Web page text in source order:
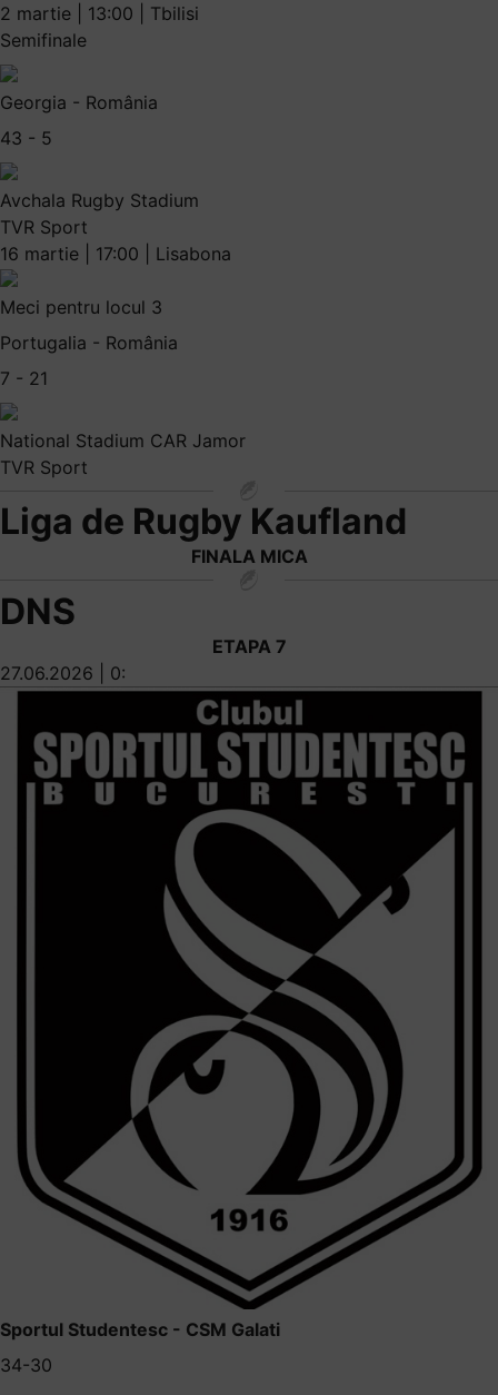
2 martie | 13:00 | Tbilisi
Semifinale
Georgia - România
43 - 5
Avchala Rugby Stadium
TVR Sport
16 martie | 17:00 | Lisabona
Meci pentru locul 3
Portugalia - România
7 - 21
National Stadium CAR Jamor
TVR Sport
Liga de Rugby Kaufland
FINALA MICA
DNS
ETAPA 7
27.06.2026 | 0:
Sportul Studentesc - CSM Galati
34-30